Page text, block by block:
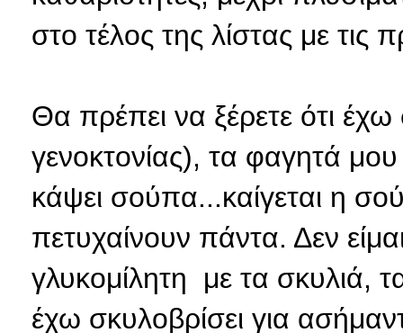
στο τέλος της λίστας με τις
Θα πρέπει να ξέρετε ότι
γενοκτονίας), τα φαγητά μου
κάψει σούπα...καίγεται η
πετυχαίνουν πάντα. Δεν
γλυκομίλητη με τα σκυλιά,
έχω σκυλοβρίσει για